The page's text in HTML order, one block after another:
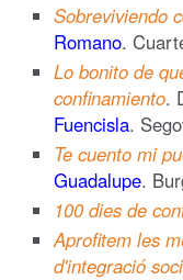
Sobreviviendo
Romano.
Lo bonito de
confinamiento.
Fuencisla.
Te cuento mi
Guadalupe.
100 dies de
Aprofitem les
d'integració